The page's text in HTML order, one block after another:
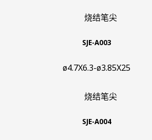
SJE-A003
ø4.7X6.3-ø3.85X25
SJE-A004